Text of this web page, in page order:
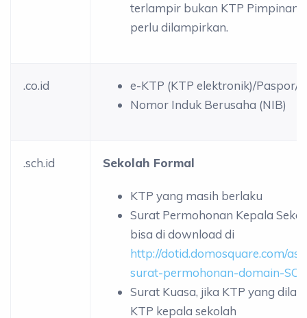
terlampir bukan KTP Pimpinan
perlu dilampirkan.
.co.id
e-KTP (KTP elektronik)/Paspor/
Nomor Induk Berusaha (NIB)
.sch.id Sekolah Formal
KTP yang masih berlaku
Surat Permohonan Kepala
bisa di download di
http://dotid.domosquare.com/
surat-permohonan-domain-
Surat Kuasa, jika KTP yang
KTP kepala sekolah